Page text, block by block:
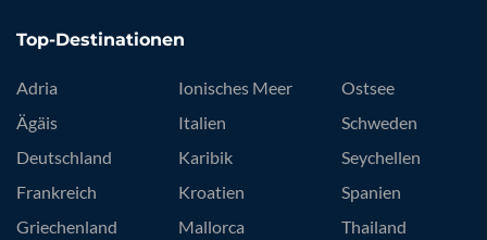
Top-Destinationen
Adria
Ägäis
Deutschland
Frankreich
Griechenland
Ionisches Meer
Italien
Karibik
Kroatien
Mallorca
Ostsee
Schweden
Seychellen
Spanien
Thailand